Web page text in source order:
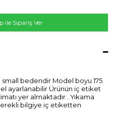
ile Sipariş Ver
small bedendir Model boyu 175
ayarlanabilir Ürünün iç etiket
yer almaktadır . Yıkama
bilgiye iç etiketten